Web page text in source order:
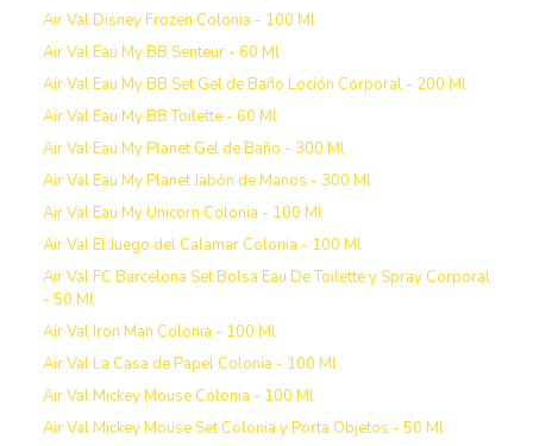
Air Val Disney Frozen Colonia - 100 Ml
Air Val Eau My BB Senteur - 60 Ml
Air Val Eau My BB Set Gel de Baño Loción Corporal - 200 Ml
Air Val Eau My BB Toilette - 60 Ml
Air Val Eau My Planet Gel de Baño - 300 Ml
Air Val Eau My Planet Jabón de Manos - 300 Ml
Air Val Eau My Unicorn Colonia - 100 Ml
Air Val El Juego del Calamar Colonia - 100 Ml
Air Val FC Barcelona Set Bolsa Eau De Toilette y Spray Corporal
- 50 Ml
Air Val Iron Man Colonia - 100 Ml
Air Val La Casa de Papel Colonia - 100 Ml
Air Val Mickey Mouse Colonia - 100 Ml
Air Val Mickey Mouse Set Colonia y Porta Objetos - 50 Ml